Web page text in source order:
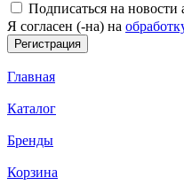
Подписаться на
Я согласен (-на) на
Главная
Каталог
Бренды
Корзина